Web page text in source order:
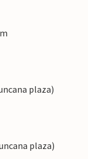
plaza)
plaza)